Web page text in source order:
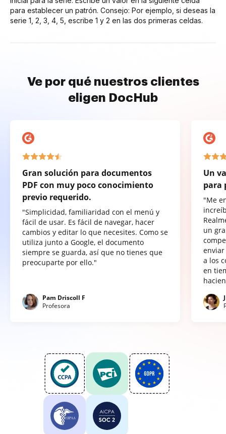
para establecer un patrón. Consejo: Por ejemplo, si deseas la
serie 1, 2, 3, 4, 5, escribe 1 y 2 en las dos primeras celdas.
Ve por qué nuestros clientes
eligen DocHub
Gran solución para documentos
PDF con muy poco conocimiento
previo requerido.
"Simplicidad, familiaridad con el menú y
fácil de usar. Es fácil de navegar, hacer
cambios y editar lo que necesites. Como se
utiliza junto a Google, el documento
siempre se guarda, así que no tienes que
preocuparte por ello."
Pam Driscoll F
Profesora
Un
para
"Me
un
a los
en